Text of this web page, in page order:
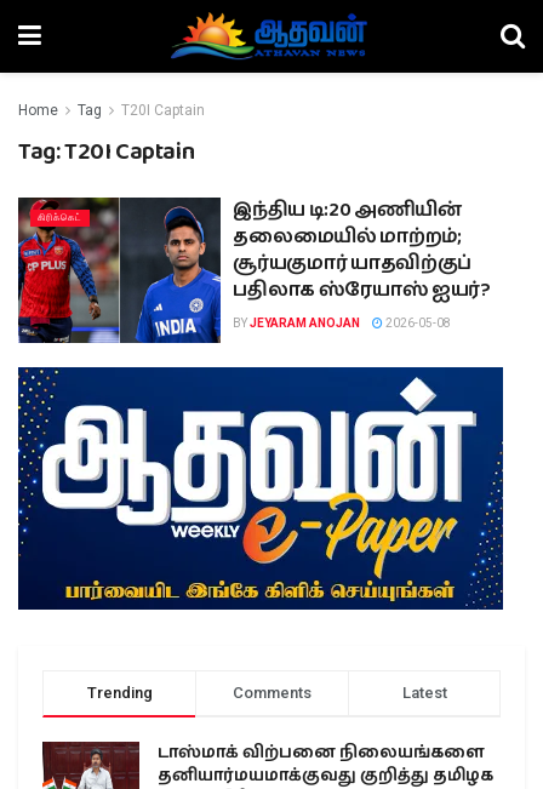
Home Tag T20I Captain
Tag:T20I Captain
கிரிக்கெட்
இந்திய டி:20 அணியின்
தலைமையில் மாற்றம்;
சூர்யகுமார் யாதவிற்குப்
பதிலாக ஸ்ரேயாஸ் ஐயர்?
BYJEYARAM ANOJAN 2026-05-08
Trending Comments Latest
டாஸ்மாக் விற்பனை நிலையங்களை
தனியார்மயமாக்குவது குறித்து தமிழக